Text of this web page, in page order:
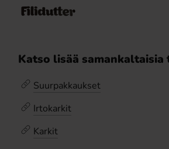
Katso lisää
Suurpakkaukset
Irtokarkit
Karkit